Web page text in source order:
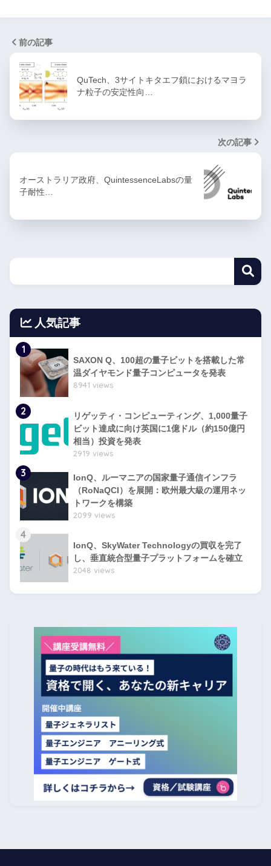
前の記事
QuTech、3サイトキタエフ鎖におけるマヨラ
ナ粒子の安定性向…
次の記事
オーストラリア政府、QuintessenceLabsの量
子耐性…
人気記事
1
SAXON Q、100超の量子ビットを搭載した常
温ダイヤモンド量子コンピュータを発表
8941 views
2
リゲッティ・コンピューティング、1,000量子
ビット達成に向け英国に1億ドル（約150億円
相当）投資を発表
2919 views
3
IonQ、ルーマニアの国家量子通信インフラ
（RoNaQCI）を展開：欧州最大級の運用ネッ
トワークを構築
2099 views
4
IonQ、SkyWater Technologyの買収を完了
し、垂直統合型量子プラットフォームを確立
2048 views